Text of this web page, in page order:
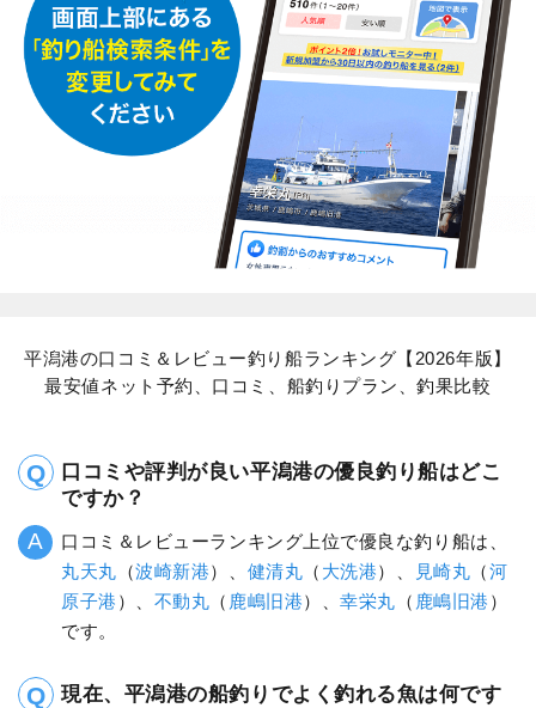
平潟港の口コミ＆レビュー釣り船ランキング【2026年版】
最安値ネット予約、口コミ、船釣りプラン、釣果比較
口コミや評判が良い平潟港の優良釣り船はどこ
ですか？
口コミ＆レビューランキング上位で優良な釣り船は、
丸天丸 （波崎新港）、 健清丸 （ 大洗港）、 見崎丸 （河
原子港 ）、 不動丸 （ 鹿嶋旧港）、幸栄丸 （ 鹿嶋旧港 ）
です。
現在、平潟港の船釣りでよく釣れる魚は何です